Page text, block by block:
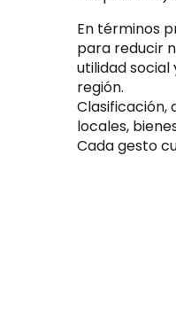
En términos
para reducir
utilidad
región.
Clasificación,
locales,
Cada gesto